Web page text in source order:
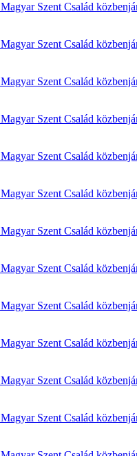
Szent Család
Szent Család
Szent Család
Szent Család
Szent Család
Szent Család
Szent Család
Szent Család
Szent Család
Szent Család
Szent Család
Szent Család